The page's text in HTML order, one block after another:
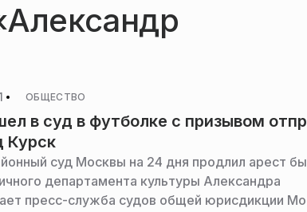
ОБЩЕСТВО
в суд в футболке с призывом
Курск
суд Москвы на 24 дня продлил арест
департамента культуры Александра
пресс-служба судов общей юрисдикции